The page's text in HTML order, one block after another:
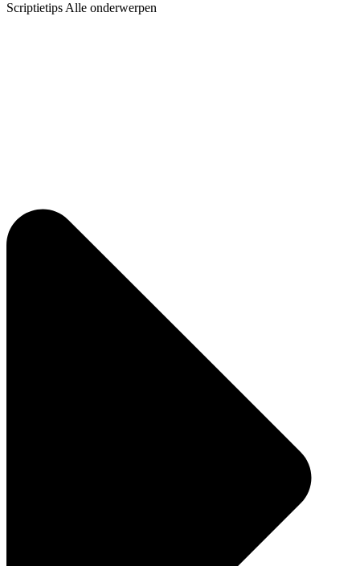
Scriptietips Alle onderwerpen